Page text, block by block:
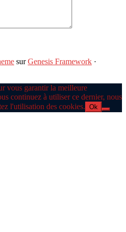
surGenesis Framework ·
vous garantir la meilleure
continuez à utiliser ce dernier, nous
l'utilisation des cookies. Ok